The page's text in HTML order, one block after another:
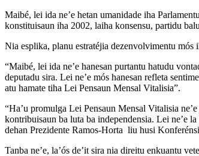
Maibé, lei ida ne’e hetan umanidade iha
konstituisaun iha 2002, laiha konsensu, partidu
Nia esplika, planu estratéjia dezenvolvimentu mós
“Maibé, lei ida ne’e hanesan purtantu hatudu
deputadu sira. Lei ne’e mós hanesan refleta
atu hamate tiha Lei Pensaun Mensal Vitalisia”.
“Ha’u promulga Lei Pensaun Mensal Vitalisia
kontribuisaun ba luta ba independensia. Lei ne’e
dehan Prezidente Ramos-Horta liu husi
Tanba ne’e, la’ós de’it sira nia direitu enkuantu